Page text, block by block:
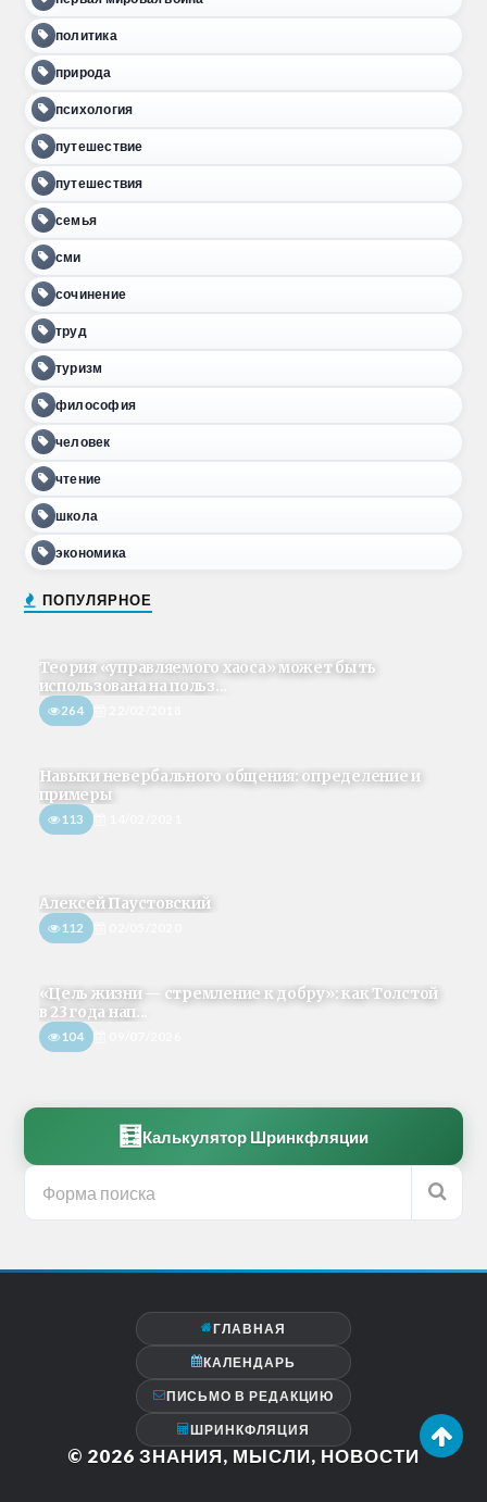
политика
природа
психология
путешествие
путешествия
семья
сми
сочинение
труд
туризм
философия
человек
чтение
школа
экономика
ПОПУЛЯРНОЕ
Теория «управляемого хаоса» может быть
использована на польз...
264
Навыки невербального общения: определение и
примеры
113
Алексей Паустовский
112
«Цель жизни — стремление к добру»: как Толстой
в 23 года нап...
104
🧮 Калькулятор Шринкфляции
ГЛАВНАЯ
КАЛЕНДАРЬ
ПИСЬМО В РЕДАКЦИЮ
ШРИНКФЛЯЦИЯ
© 2026 ЗНАНИЯ, МЫСЛИ, НОВОСТИ